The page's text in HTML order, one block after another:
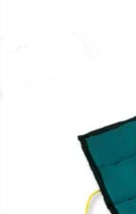
Apri supporto 0 in modalità